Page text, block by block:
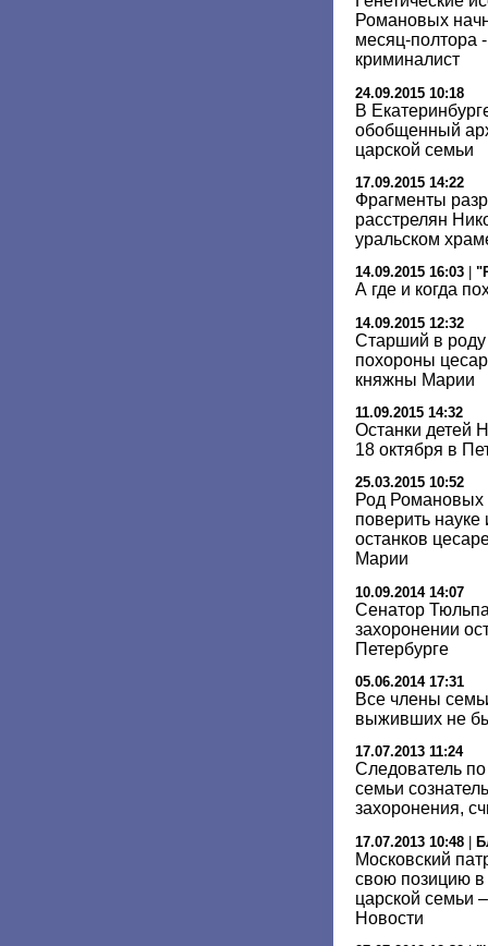
Романовых
месяц-полтора
криминалист
24.09.2015 10:18
В
обобщенный
царской семьи
17.09.2015 14:22
Фрагменты
расстрелян
уральском
14.09.2015 16:03
А где и когда
14.09.2015 12:32
Старший в
похороны
княжны Марии
11.09.2015 14:32
Останки детей
18 октября в
25.03.2015 10:52
Род Романовых
поверить науке
останков
Марии
10.09.2014 14:07
Сенатор
захоронении
Петербурге
05.06.2014 17:31
Все члены
выживших не
17.07.2013 11:24
Следователь
семьи
захоронения,
17.07.2013 10:48 |
Московский
свою позицию в
царской семьи
Новости